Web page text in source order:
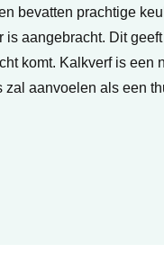
bevatten prachtige
is aangebracht. Dit
komt. Kalkverf is een
zal aanvoelen als een